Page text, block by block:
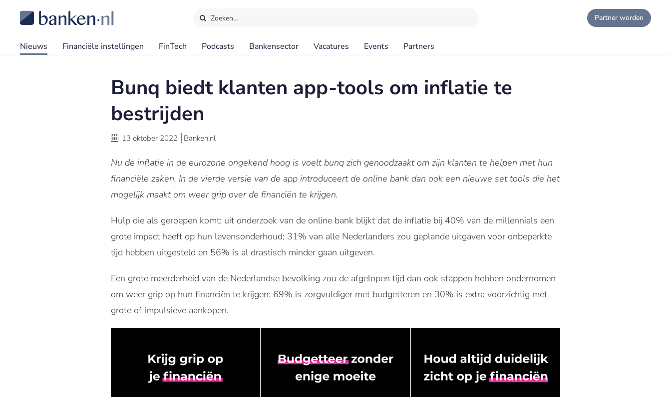
Zoeken… Partner worden
Nieuws Financiële instellingen FinTech Podcasts Bankensector Vacatures Events Partners
Bunq biedt klanten app-tools om inflatie te
bestrijden
13 oktober 2022 Banken.nl
Nu de inflatie in de eurozone ongekend hoog is voelt bunq zich genoodzaakt om zijn klanten te helpen met hun
financiële zaken. In de vierde versie van de app introduceert de online bank dan ook een nieuwe set tools die het
mogelijk maakt om weer grip over de financiën te krijgen.
Hulp die als geroepen komt: uit onderzoek van de online bank blijkt dat de inflatie bij 40% van de millennials een
grote impact heeft op hun levensonderhoud; 31% van alle Nederlanders zou geplande uitgaven voor onbeperkte
tijd hebben uitgesteld en 56% is al drastisch minder gaan uitgeven.
Een grote meerderheid van de Nederlandse bevolking zou de afgelopen tijd dan ook stappen hebben ondernomen
om weer grip op hun financiën te krijgen: 69% is zorgvuldiger met budgetteren en 30% is extra voorzichtig met
grote of impulsieve aankopen.